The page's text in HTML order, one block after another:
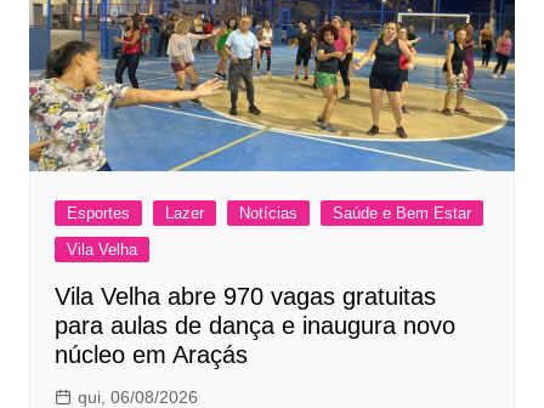
Esportes Lazer Notícias
Saúde e Bem Estar
Vila Velha
Vila Velha abre 970 vagas gratuitas
para aulas de dança e inaugura novo
núcleo em Araçás
qui, 06/08/2026